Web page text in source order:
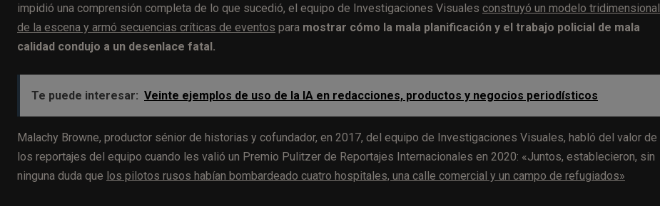
impidió una comprensión completa de lo que sucedió, el equipo de Investigaciones Visuales construyó un modelo tridimensional
de la escena y armó secuencias críticas de eventos para mostrar cómo la mala planificación y el trabajo policial de mala
calidad condujo a un desenlace fatal.
Te puede interesar: Veinte ejemplos de uso de la IA en redacciones, productos y negocios periodísticos
Malachy Browne, productor sénior de historias y cofundador, en 2017, del equipo de Investigaciones Visuales, habló del valor de
los reportajes del equipo cuando les valió un Premio Pulitzer de Reportajes Internacionales en 2020: «Juntos, establecieron, sin
ninguna duda que los pilotos rusos habían bombardeado cuatro hospitales, una calle comercial y un campo de refugiados»